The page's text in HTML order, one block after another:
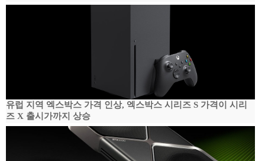
유럽 지역 엑스박스 가격 인상, 엑스박스 시리즈 S 가격이 시리
즈 X 출시가까지 상승